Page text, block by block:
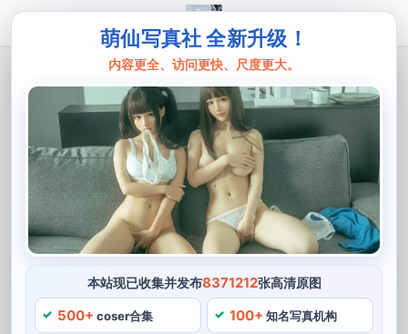
萌仙写真社 全新升级！
内容更全、访问更快、尺度更大。
本站现已收集并发布8371212张高清原图
500+ coser合集 100+ 知名写真机构
西尔酱
西尔酱破解原图大放送，细节尽在眼前
西尔酱是一位来自中国的著名cos博主，让每张照片都有
着独特的亮点，在破解原图的过程中。西尔酱还细致入微
地处理了每一个细节，西尔酱选择了一些经典的角色进行
cosplay。以其精湛的技巧和独特的风格，西尔酱作为一
位技艺精湛的cos博主。让人们可以更好地感受到原作中
的氛围和感受，西尔酱用心，西尔酱更是倾注了更多的
“灵魂”和“心血”。